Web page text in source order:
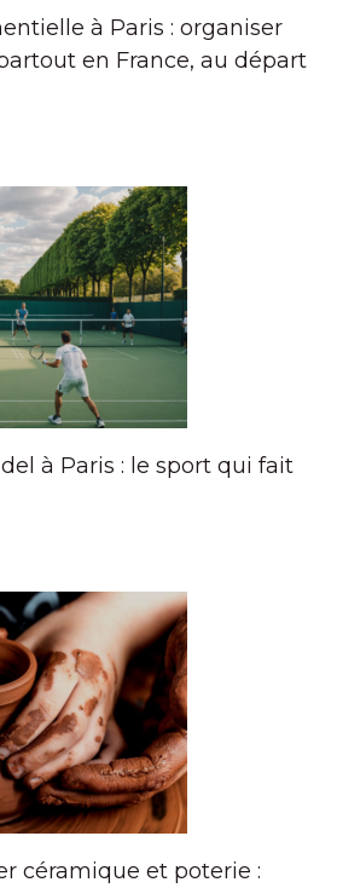
à Paris : organiser
en France, au départ
à Paris : le sport qui fait
céramique et poterie :